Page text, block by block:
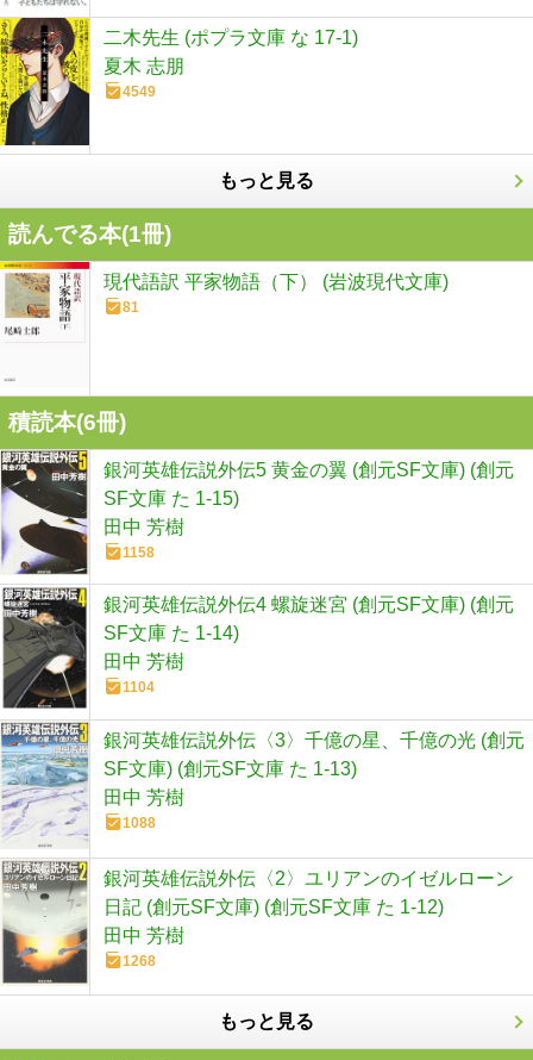
二木先生 (ポプラ文庫 な 17-1)
夏木 志朋
4549
もっと見る
読んでる本(1冊)
現代語訳 平家物語（下） (岩波現代文庫)
81
積読本(6冊)
銀河英雄伝説外伝5 黄金の翼 (創元SF文庫) (創元
SF文庫 た 1-15)
田中 芳樹
1158
銀河英雄伝説外伝4 螺旋迷宮 (創元SF文庫) (創元
SF文庫 た 1-14)
田中 芳樹
1104
銀河英雄伝説外伝〈3〉千億の星、千億の光 (創元
SF文庫) (創元SF文庫 た 1-13)
田中 芳樹
1088
銀河英雄伝説外伝〈2〉ユリアンのイゼルローン
日記 (創元SF文庫) (創元SF文庫 た 1-12)
田中 芳樹
1268
もっと見る